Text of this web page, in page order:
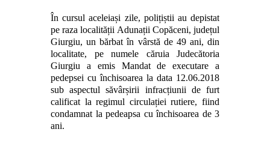
În cursul aceleiași zile, polițiștii au depistat
pe raza localității Adunații Copăceni, județul
Giurgiu, un bărbat în vârstă de 49 ani, din
localitate, pe numele căruia Judecătoria
Giurgiu a emis Mandat de executare a
pedepsei cu închisoarea la data 12.06.2018
sub aspectul săvârșirii infracțiunii de furt
calificat la regimul circulației rutiere, fiind
condamnat la pedeapsa cu închisoarea de 3
ani.